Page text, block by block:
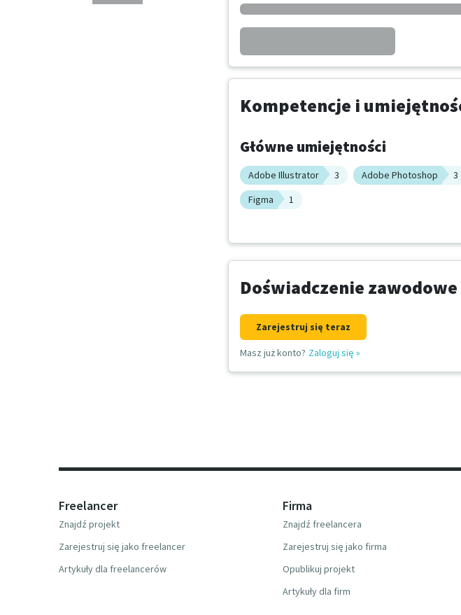
Kompetencje i
Główne umiejętności
Adobe Illustrator 3 Adobe Photoshop 3
Figma
1
Doświadczenie
Zarejestruj się teraz
Masz już konto? Zaloguj się »
Freelancer
Znajdź projekt
Zarejestruj się jako freelancer
Artykuły dla freelancerów
Firma
Znajdź freelancera
Zarejestruj się jako firma
Opublikuj projekt
Artykuły dla firm